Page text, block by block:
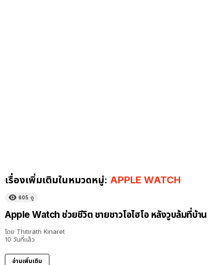
เรื่องเพิ่มเติมในหมวดหมู่: APPLE WATCH
605 ดู
Apple Watch ช่วยชีวิต ชายชาวโอไฮโอ หลังวูบล้มที่บ้าน
โดย Thitirath Kinaret
10 วันที่แล้ว
อ่านเพิ่มเติม